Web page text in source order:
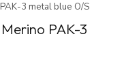
3 metal blue O/S
PAK-3